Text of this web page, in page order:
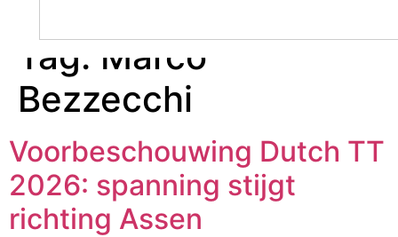
Tag: Marco
Bezzecchi
Voorbeschouwing Dutch TT
2026: spanning stijgt
richting Assen